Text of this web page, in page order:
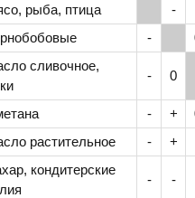
рыба, птица -
-
сливочное,
- 0
- +
растительное
- +
кондитерские
- -